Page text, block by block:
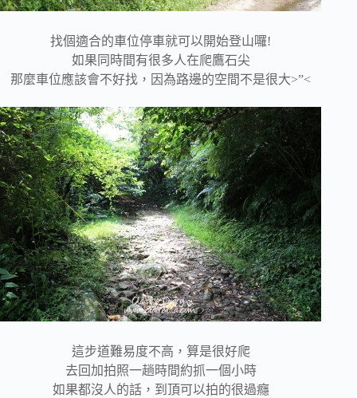
找個適合的車位停車就可以開始登山囉!
如果同時間有很多人在爬鷹石尖
那麼車位應該會不好找，因為路邊的空間不是很大>”<
這步道難易度不高，算是很好爬
去回加拍照一趟時間約抓一個小時
如果都沒人的話，到頂可以拍的很過癮